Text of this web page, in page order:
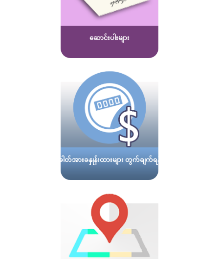
ဆောင်းပါးများ
ဓါတ်အားခနှုန်းထားများ တွက်ချက်ရန်